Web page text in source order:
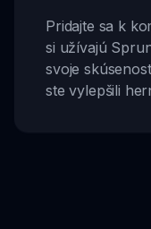
Pridajte sa k
si užívajú
svoje
ste vylepšili